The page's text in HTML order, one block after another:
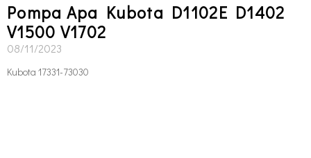
Pompa Apa Kubota D1102E D1402
V1500 V1702
08/11/2023
Kubota 17331-73030